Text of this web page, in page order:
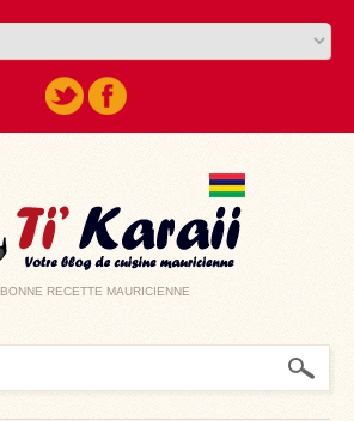
RECETTE MAURICIENNE